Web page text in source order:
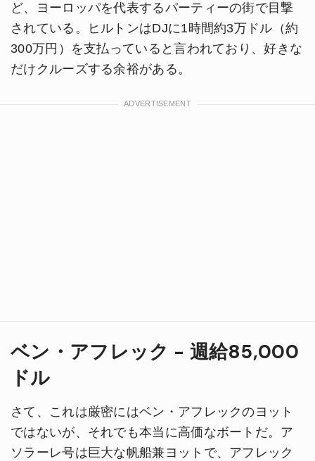
ど、ヨーロッパを代表するパーティーの街で目撃
されている。ヒルトンはDJに1時間約3万ドル（約
300万円）を支払っていると言われており、好きな
だけクルーズする余裕がある。
ベン・アフレック - 週給85,000
ドル
さて、これは厳密にはベン・アフレックのヨット
ではないが、それでも本当に高価なボートだ。ア
ソラーレ号は巨大な帆船兼ヨットで、アフレック